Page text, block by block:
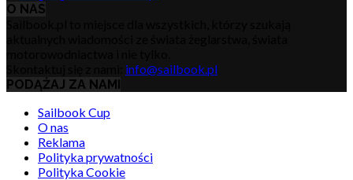
O NAS
info@sailbook.pl
PODĄŻAJ ZA NAMI
Sailbook Cup
O nas
Reklama
Polityka prywatności
Polityka Cookie